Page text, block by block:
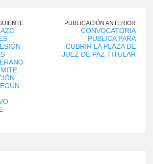
PUBLICACIÓN ANTERIOR
CONVOCATORIA
PÚBLICA PARA
CUBRIR LA PLAZA DE
JUEZ DE PAZ TITULAR